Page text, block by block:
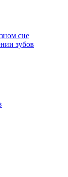
сне
зубов